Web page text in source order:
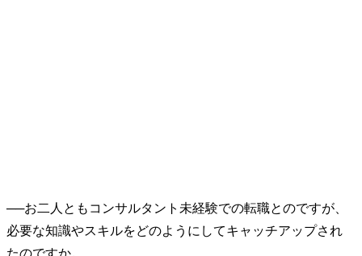
──お二人ともコンサルタント未経験での転職とのですが、
必要な知識やスキルをどのようにしてキャッチアップされ